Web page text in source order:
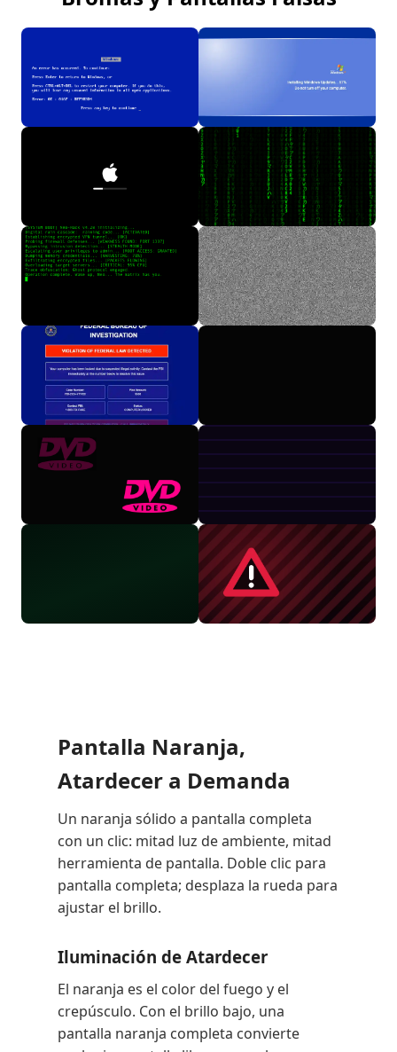
Pantalla Naranja,
Atardecer a Demanda
Un naranja sólido a pantalla completa
con un clic: mitad luz de ambiente, mitad
herramienta de pantalla. Doble clic para
pantalla completa; desplaza la rueda para
ajustar el brillo.
Iluminación de Atardecer
El naranja es el color del fuego y el
crepúsculo. Con el brillo bajo, una
pantalla naranja completa convierte